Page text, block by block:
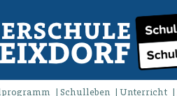
Schulleben Unterricht